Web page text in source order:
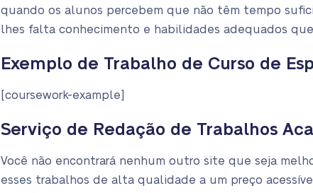
quando os alunos percebem que não têm tempo
lhes falta conhecimento e habilidades adequados
Exemplo de Trabalho de Curso de
[coursework-example]
Serviço de Redação de Trabalhos
Você não encontrará nenhum outro site que seja
esses trabalhos de alta qualidade a um preço